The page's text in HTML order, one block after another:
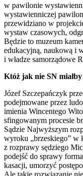
w pawilonie
wystawienniczej
przewidziano w
wystaw czasowych,
Będzie to muzeum
edukacyjną, naukową i
i władze samorządowe
Któż jak nie SN
Józef Szczepańczyk
podejmowane przez
imienia Wincentego
sfingowanym procesie
Sądzie Najwyższym
wyroku „brzeskiego” w
z rozprawy sędziego
podejść do sprawy
kasacji, umorzyć
Ale takie rozwiązanie